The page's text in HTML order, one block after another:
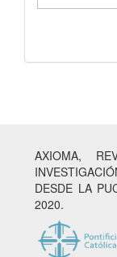
AXIOMA,
DESDE LA
2020.